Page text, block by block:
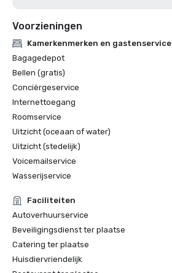
Voorzieningen
Kamerkenmerken en gastenservice
Bagagedepot
Bellen (gratis)
Conciërgeservice
Internettoegang
Roomservice
Uitzicht (oceaan of water)
Uitzicht (stedelijk)
Voicemailservice
Wasserijservice
Faciliteiten
Autoverhuurservice
Beveiligingsdienst ter plaatse
Catering ter plaatse
Huisdiervriendelijk